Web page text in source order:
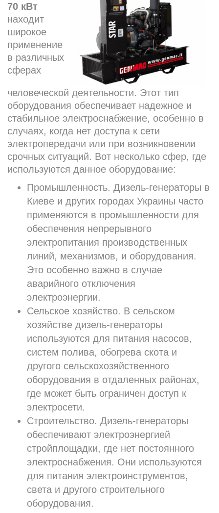
70 кВт
находит
широкое
применение
в различных
сферах
человеческой деятельности. Этот тип
оборудования обеспечивает надежное и
стабильное электроснабжение, особенно в
случаях, когда нет доступа к сети
электропередачи или при возникновении
срочных ситуаций. Вот несколько сфер, где
используются данное оборудование:
Промышленность. Дизель-генераторы в
Киеве и других городах Украины часто
применяются в промышленности для
обеспечения непрерывного
электропитания производственных
линий, механизмов, и оборудования.
Это особенно важно в случае
аварийного отключения
электроэнергии.
Сельское хозяйство. В сельском
хозяйстве дизель-генераторы
используются для питания насосов,
систем полива, обогрева скота и
другого сельскохозяйственного
оборудования в отдаленных районах,
где может быть ограничен доступ к
электросети.
Строительство. Дизель-генераторы
обеспечивают электроэнергией
стройплощадки, где нет постоянного
электроснабжения. Они используются
для питания электроинструментов,
света и другого строительного
оборудования.